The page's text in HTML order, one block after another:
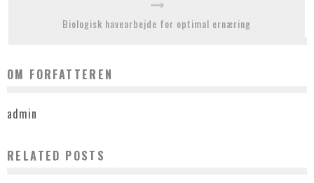
Biologisk havearbejde for optimal ernæring
OM FORFATTEREN
admin
RELATED POSTS
AUTOMATDREJNING, DREJNING OG FRÆSNING AF EMNER I STÅL